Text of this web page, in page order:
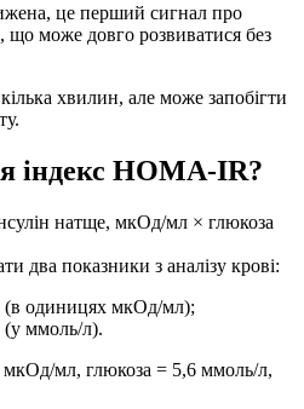
це перший сигнал про
може довго розвиватися без
хвилин, але може запобігти
індекс HOMA‑IR?
натще, мкОд/мл × глюкоза
два показники з аналізу крові:
(в одиницях мкОд/мл);
(у ммоль/л).
мл, глюкоза = 5,6 ммоль/л,